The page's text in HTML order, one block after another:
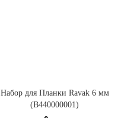
Набор для Планки Ravak 6 мм
(B440000001)